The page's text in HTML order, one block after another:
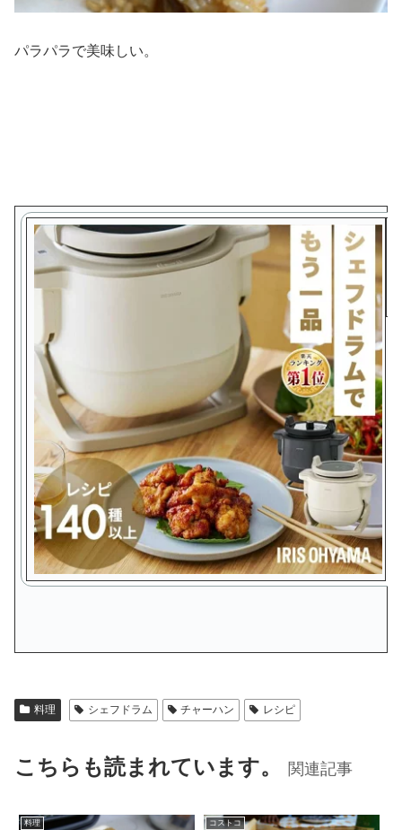
パラパラで美味しい。
料理 シェフドラム チャーハン レシピ
こちらも読まれています。 関連記事
料理 コストコ